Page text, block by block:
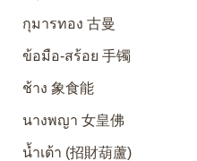
กุมารทอง 古曼
ข้อมือ-สร้อย 手镯
ช้าง 象食能
นางพญา 女皇佛
น้ำเต้า (招財葫蘆)